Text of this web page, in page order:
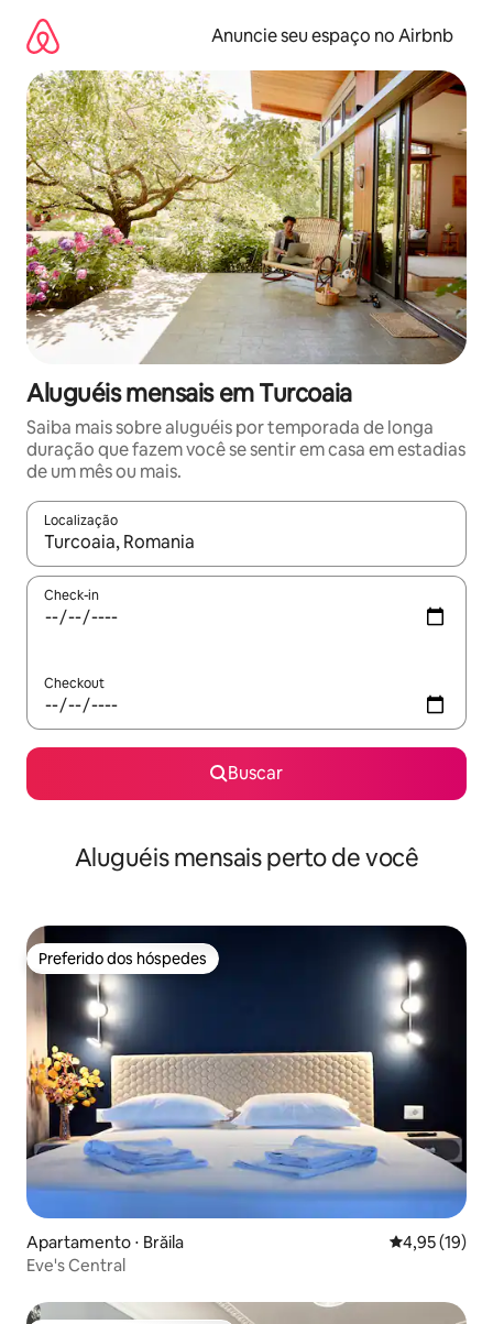
para
conteúdo
Anuncie seu espaço no Airbnb
Aluguéis mensais em Turcoaia
Saiba mais sobre aluguéis por temporada de longa
duração que fazem você se sentir em casa em estadias
de um mês ou mais.
Localização
Quando os resultados estiverem disponíveis, explore-os
Check-in
Checkout
Buscar
Aluguéis mensais perto de você
Preferido dos hóspedes
Preferido dos hóspedes
Apartamento ⋅ Brăila 4,95 de uma
4,95 (19)
Eve's Central